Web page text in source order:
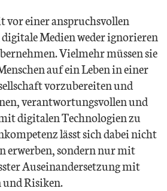
vor einer anspruchsvollen
Medien weder ignorieren
Vielmehr müssen sie
auf ein Leben in einer
vorzubereiten und
verantwortungsvollen und
digitalen Technologien zu
lässt sich dabei nicht
erwerben, sondern nur mit
Auseinandersetzung mit
Risiken.